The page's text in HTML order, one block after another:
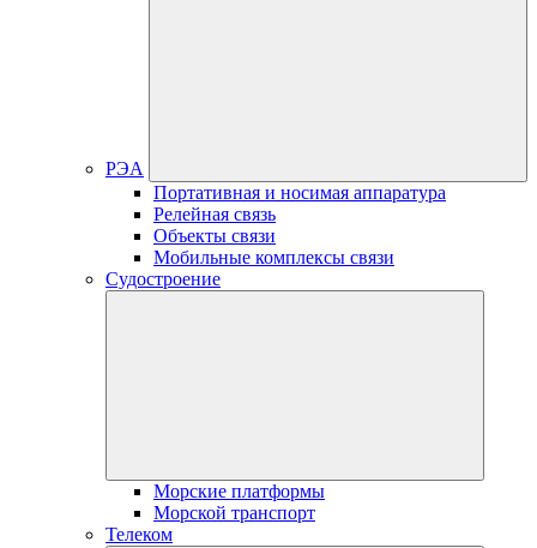
РЭА
Портативная и носимая аппаратура
Релейная связь
Объекты связи
Мобильные комплексы связи
Судостроение
Морские платформы
Морской транспорт
Телеком